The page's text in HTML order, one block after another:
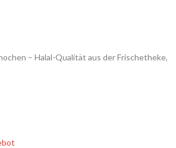
– Halal-Qualität aus der Frischetheke,